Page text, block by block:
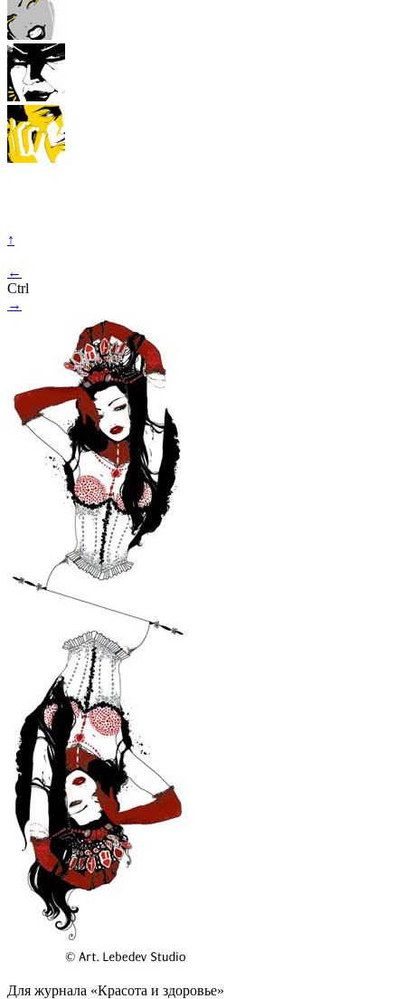
↑
←
Ctrl
→
Для журнала «Красота и здоровье»